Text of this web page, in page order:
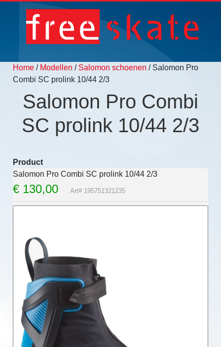
Home / Modellen / Salomon schoenen / Salomon Pro
Combi SC prolink 10/44 2/3
Salomon Pro Combi
SC prolink 10/44 2/3
Product
Salomon Pro Combi SC prolink 10/44 2/3
€ 130,00 Art# 195751321235